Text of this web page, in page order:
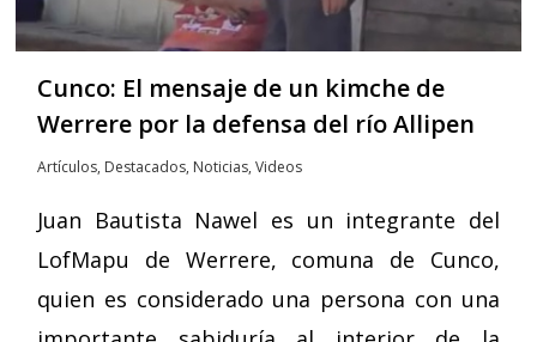
Cunco: El mensaje de un kimche de
Werrere por la defensa del río Allipen
Artículos, Destacados, Noticias,Videos
Juan Bautista Nawel es un integrante del
LofMapu de Werrere, comuna de Cunco,
quien es considerado una persona con una